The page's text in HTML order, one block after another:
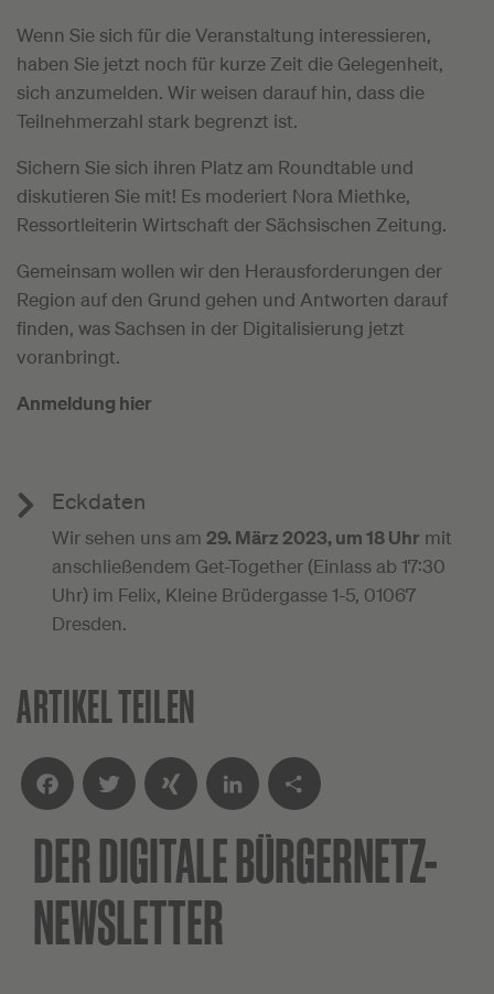
Wenn Sie sich für die Veranstaltung interessieren,
haben Sie jetzt noch für kurze Zeit die Gelegenheit,
sich anzumelden. Wir weisen darauf hin, dass die
Teilnehmerzahl stark begrenzt ist.
Sichern Sie sich ihren Platz am Roundtable und
diskutieren Sie mit! Es moderiert Nora Miethke,
Ressortleiterin Wirtschaft der Sächsischen Zeitung.
Gemeinsam wollen wir den Herausforderungen der
Region auf den Grund gehen und Antworten darauf
finden, was Sachsen in der Digitalisierung jetzt
voranbringt.
Anmeldung hier
Eckdaten
Wir sehen uns am 29. März 2023, um 18 Uhr mit
anschließendem Get-Together (Einlass ab 17:30
Uhr) im Felix, Kleine Brüdergasse 1-5, 01067
Dresden.
ARTIKEL TEILEN
FacebookTwitter XING LinkedInTeilen
DER DIGITALEBÜRGERNETZ-
NEWSLETTER